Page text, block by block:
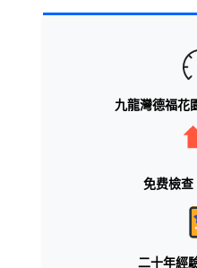
Whatsapp留言,當完成手上
九龍灣德福花
免费檢查
二十年經